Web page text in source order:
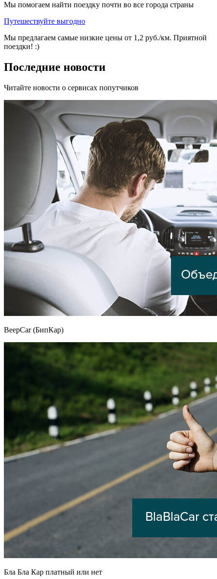
Мы помогаем найти поездку почти во все города страны
Путешествуйте выгодно
Мы предлагаем самые низкие цены от 1,2 руб./км. Приятной
поездки! :)
Последние новости
Читайте новости о сервисах попутчиков
BeepCar (БипКар)
Бла Бла Кар платный или нет